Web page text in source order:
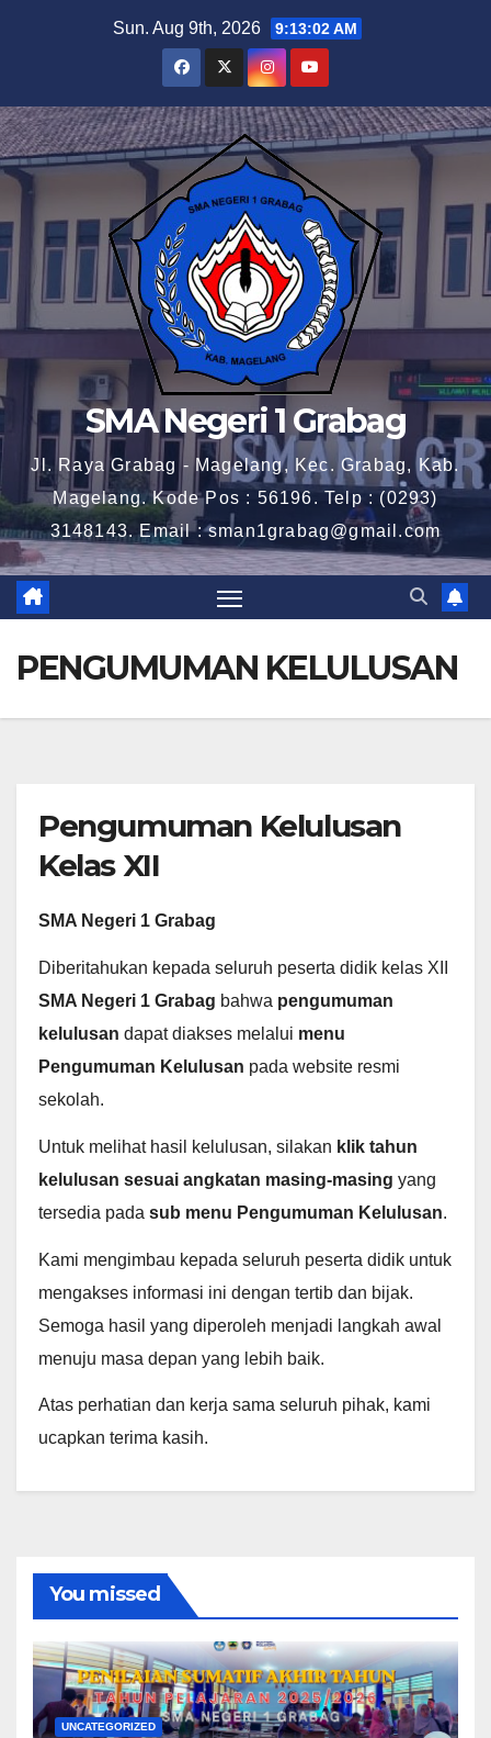
Sun. Aug 9th, 2026 9:13:03 AM
SMA Negeri 1 Grabag
Jl. Raya Grabag - Magelang, Kec. Grabag, Kab.
Magelang. Kode Pos : 56196. Telp : (0293)
3148143. Email : sman1grabag@gmail.com
PENGUMUMAN KELULUSAN
Pengumuman Kelulusan
Kelas XII
SMA Negeri 1 Grabag
Diberitahukan kepada seluruh peserta didik kelas XII
SMA Negeri 1 Grabag bahwa pengumuman
kelulusan dapat diakses melalui menu
Pengumuman Kelulusan pada website resmi
sekolah.
Untuk melihat hasil kelulusan, silakan klik tahun
kelulusan sesuai angkatan masing-masing yang
tersedia pada sub menu Pengumuman Kelulusan.
Kami mengimbau kepada seluruh peserta didik untuk
mengakses informasi ini dengan tertib dan bijak.
Semoga hasil yang diperoleh menjadi langkah awal
menuju masa depan yang lebih baik.
Atas perhatian dan kerja sama seluruh pihak, kami
ucapkan terima kasih.
You missed
UNCATEGORIZED